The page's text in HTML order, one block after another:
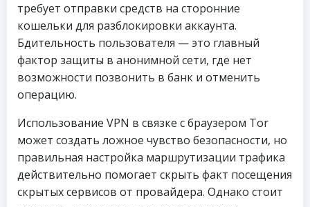
требует отправки средств на сторонние
кошельки для разблокировки аккаунта.
Бдительность пользователя — это главный
фактор защиты в анонимной сети, где нет
возможности позвонить в банк и отменить
операцию.
Использование VPN в связке с браузером Tor
может создать ложное чувство безопасности, но
правильная настройка маршрутизации трафика
действительно помогает скрыть факт посещения
скрытых сервисов от провайдера. Однако стоит